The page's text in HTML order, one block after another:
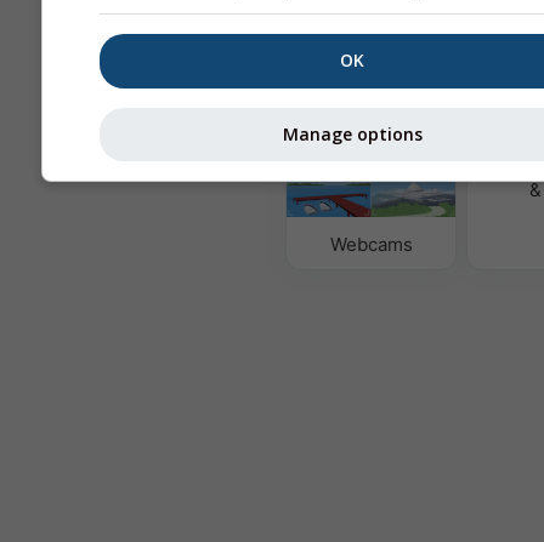
Mapy počasia
Webcams
OK
Manage options